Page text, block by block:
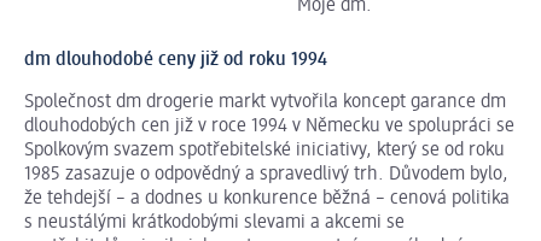
Moje dm.
dm dlouhodobé ceny již od roku 1994
Společnost dm drogerie markt vytvořila koncept garance dm
dlouhodobých cen již v roce 1994 v Německu ve spolupráci se
Spolkovým svazem spotřebitelské iniciativy, který se od roku
1985 zasazuje o odpovědný a spravedlivý trh. Důvodem bylo,
že tehdejší – a dodnes u konkurence běžná – cenová politika
s neustálými krátkodobými slevami a akcemi se